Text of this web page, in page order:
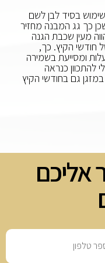
בסיד לבן לשם
כך גג המבנה מחזיר
מעין שכבת הגנה
חודשי הקיץ. כך,
ומסייעת בשמירה
להתכוון כנראה
גם בחודשי הקיץ
אליכם